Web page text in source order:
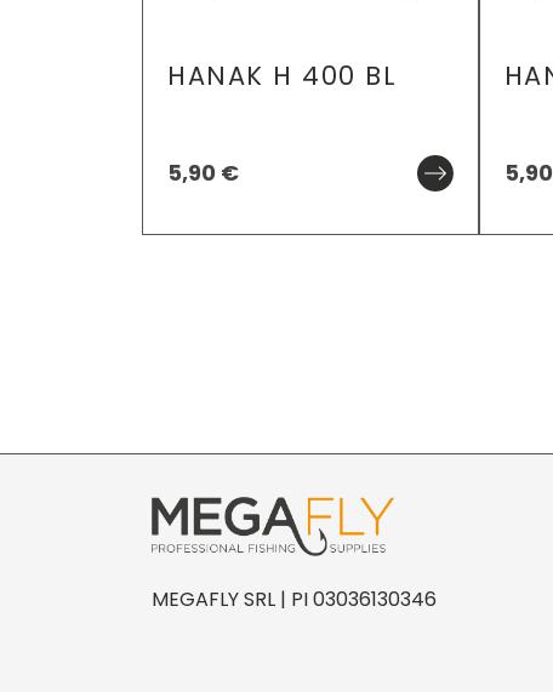
HANAK H 400 BL
5,90 € 5,90
MEGAFLY SRL | PI 03036130346